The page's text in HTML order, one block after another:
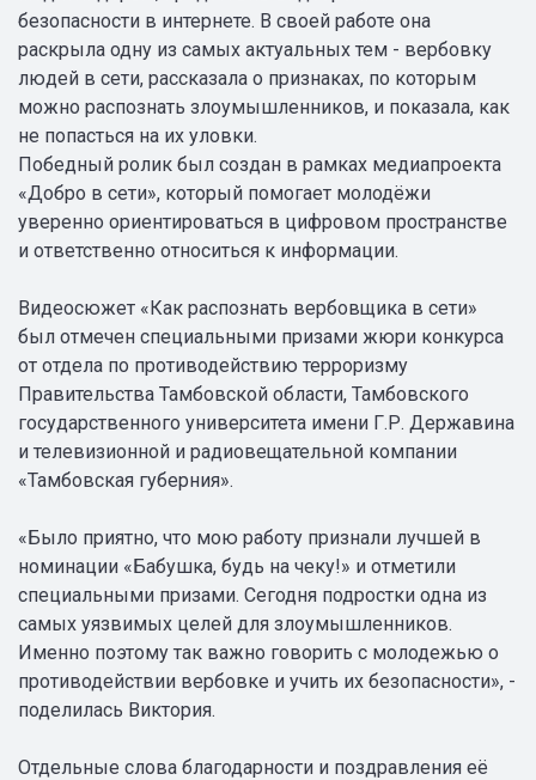
безопасности в интернете. В своей работе она
раскрыла одну из самых актуальных тем - вербовку
людей в сети, рассказала о признаках, по которым
можно распознать злоумышленников, и показала, как
не попасться на их уловки.
Победный ролик был создан в рамках медиапроекта
«Добро в сети», который помогает молодёжи
уверенно ориентироваться в цифровом пространстве
и ответственно относиться к информации.
Видеосюжет «Как распознать вербовщика в сети»
был отмечен специальными призами жюри конкурса
от отдела по противодействию терроризму
Правительства Тамбовской области, Тамбовского
государственного университета имени Г.Р. Державина
и телевизионной и радиовещательной компании
«Тамбовская губерния».
«Было приятно, что мою работу признали лучшей в
номинации «Бабушка, будь на чеку!» и отметили
специальными призами. Сегодня подростки одна из
самых уязвимых целей для злоумышленников.
Именно поэтому так важно говорить с молодежью о
противодействии вербовке и учить их безопасности», -
поделилась Виктория.
Отдельные слова благодарности и поздравления её